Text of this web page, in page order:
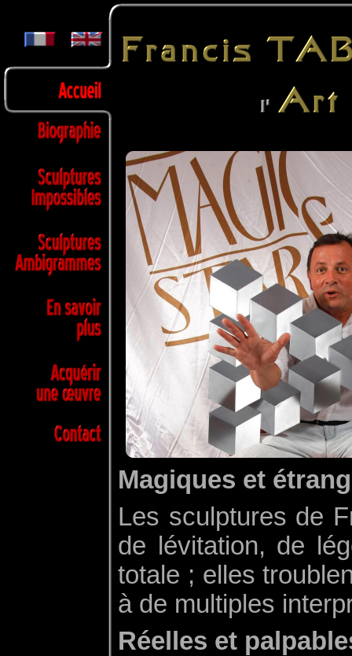
Magiques et
Les sculptures de
de lévitation, de
totale ; elles
à de multiples
Réelles et